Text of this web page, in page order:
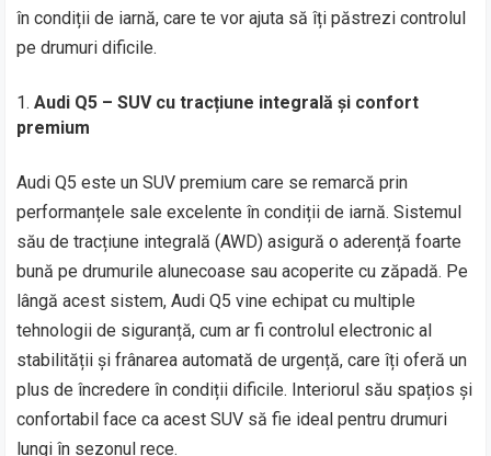
în condiții de iarnă, care te vor ajuta să îți păstrezi controlul
pe drumuri dificile.
Audi Q5 – SUV cu tracțiune integrală și confort
premium
Audi Q5 este un SUV premium care se remarcă prin
performanțele sale excelente în condiții de iarnă. Sistemul
său de tracțiune integrală (AWD) asigură o aderență foarte
bună pe drumurile alunecoase sau acoperite cu zăpadă. Pe
lângă acest sistem, Audi Q5 vine echipat cu multiple
tehnologii de siguranță, cum ar fi controlul electronic al
stabilității și frânarea automată de urgență, care îți oferă un
plus de încredere în condiții dificile. Interiorul său spațios și
confortabil face ca acest SUV să fie ideal pentru drumuri
lungi în sezonul rece.